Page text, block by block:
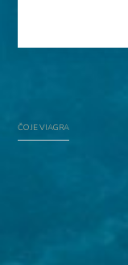
příspěvek
ČO JE VIAGRA